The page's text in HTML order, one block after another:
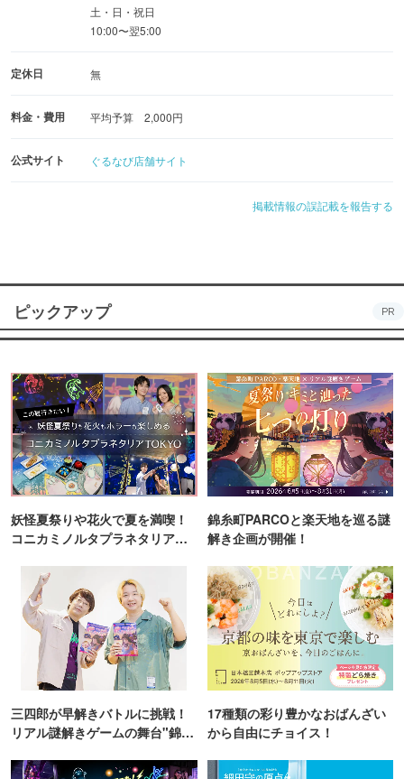
土・日・祝日
10:00〜翌5:00
定休日 無
料金・費用 平均予算 2,000円
公式サイト ぐるなび店舗サイト
掲載情報の誤記載を報告する
ピックアップ PR
妖怪夏祭りや花火で夏を満喫！
コニカミノルタプラネタリア
錦糸町PARCOと楽天地を巡る謎
解き企画が開催！
三四郎が早解きバトルに挑戦！
リアル謎解きゲームの舞台"錦糸
17種類の彩り豊かなおばんざい
から自由にチョイス！